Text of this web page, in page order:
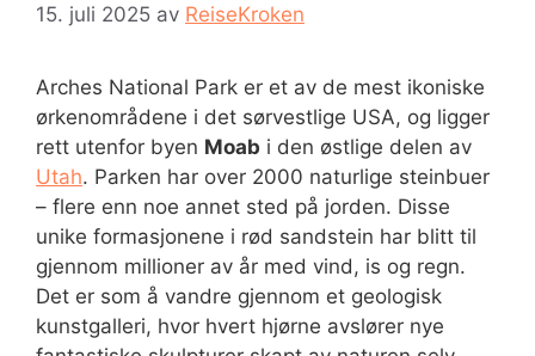
15. juli 2025 av ReiseKroken
Arches National Park er et av de mest ikoniske
ørkenområdene i det sørvestlige USA, og ligger
rett utenfor byen Moab i den østlige delen av
Utah. Parken har over 2000 naturlige steinbuer
– flere enn noe annet sted på jorden. Disse
unike formasjonene i rød sandstein har blitt til
gjennom millioner av år med vind, is og regn.
Det er som å vandre gjennom et geologisk
kunstgalleri, hvor hvert hjørne avslører nye